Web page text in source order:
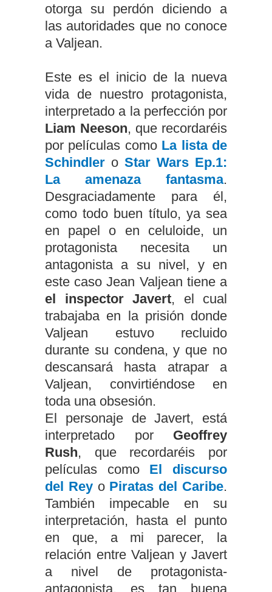
otorga su perdón diciendo a
las autoridades que no conoce
a Valjean.
Este es el inicio de la nueva
vida de nuestro protagonista,
interpretado a la perfección por
Liam Neeson, que recordaréis
por películas como La lista de
Schindler o Star Wars Ep.1:
La amenaza fantasma.
Desgraciadamente para él,
como todo buen título, ya sea
en papel o en celuloide, un
protagonista necesita un
antagonista a su nivel, y en
este caso Jean Valjean tiene a
el inspector Javert, el cual
trabajaba en la prisión donde
Valjean estuvo recluido
durante su condena, y que no
descansará hasta atrapar a
Valjean, convirtiéndose en
toda una obsesión.
El personaje de Javert, está
interpretado por Geoffrey
Rush, que recordaréis por
películas como
El discurso
del Reyo Piratas del Caribe.
También impecable en su
interpretación, hasta el punto
en que, a mi parecer, la
relación entre Valjean y Javert
a nivel de protagonista-
antagonista, es tan buena